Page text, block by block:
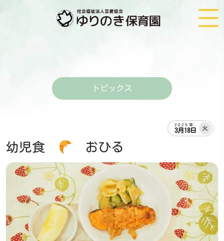
トピックス
2025年
3月18日 火
幼児食 おひる